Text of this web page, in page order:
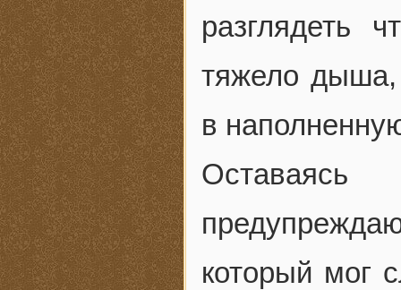
разглядеть
тяжело дыша,
в
который мог